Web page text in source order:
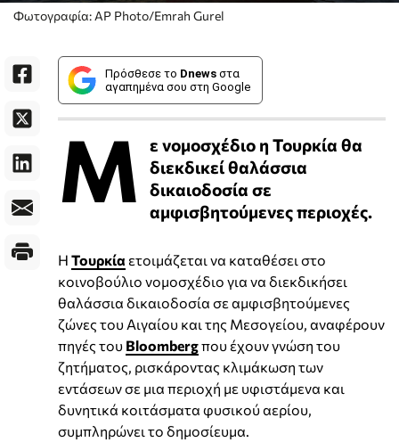
Φωτογραφία: AP Photo/Emrah Gurel
Πρόσθεσε το Dnews στα
αγαπημένα σου στη Google
Μ
ε νομοσχέδιο η Τουρκία θα
διεκδικεί θαλάσσια
δικαιοδοσία σε
αμφισβητούμενες περιοχές.
Η Τουρκία ετοιμάζεται να καταθέσει στο
κοινοβούλιο νομοσχέδιο για να διεκδικήσει
θαλάσσια δικαιοδοσία σε αμφισβητούμενες
ζώνες του Αιγαίου και της Μεσογείου, αναφέρουν
πηγές του Bloombergπου έχουν γνώση του
ζητήματος, ρισκάροντας κλιμάκωση των
εντάσεων σε μια περιοχή με υφιστάμενα και
δυνητικά κοιτάσματα φυσικού αερίου,
συμπληρώνει το δημοσίευμα.